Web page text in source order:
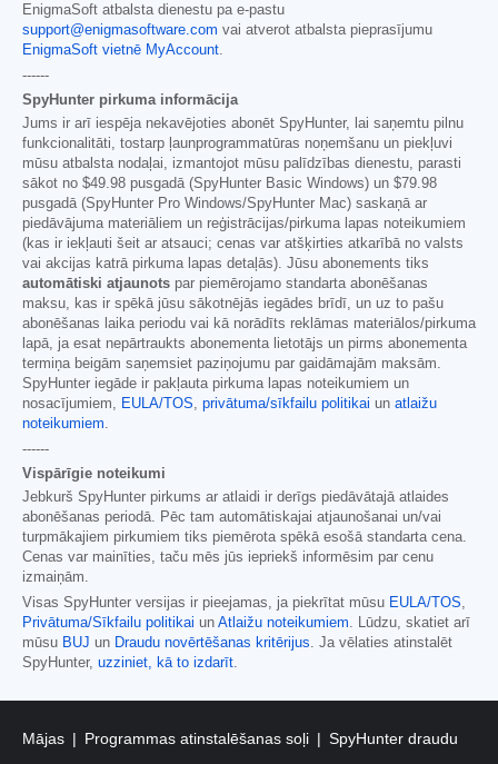
EnigmaSoft atbalsta dienestu pa e-pastu
support@enigmasoftware.com vai atverot atbalsta pieprasījumu
EnigmaSoft vietnē MyAccount.
------
SpyHunter pirkuma informācija
Jums ir arī iespēja nekavējoties abonēt SpyHunter, lai saņemtu pilnu
funkcionalitāti, tostarp ļaunprogrammatūras noņemšanu un piekļuvi
mūsu atbalsta nodaļai, izmantojot mūsu palīdzības dienestu, parasti
sākot no $49.98 pusgadā (SpyHunter Basic Windows) un $79.98
pusgadā (SpyHunter Pro Windows/SpyHunter Mac) saskaņā ar
piedāvājuma materiāliem un reģistrācijas/pirkuma lapas noteikumiem
(kas ir iekļauti šeit ar atsauci; cenas var atšķirties atkarībā no valsts
vai akcijas katrā pirkuma lapas detaļās). Jūsu abonements tiks
automātiski atjaunots par piemērojamo standarta abonēšanas
maksu, kas ir spēkā jūsu sākotnējās iegādes brīdī, un uz to pašu
abonēšanas laika periodu vai kā norādīts reklāmas materiālos/pirkuma
lapā, ja esat nepārtraukts abonementa lietotājs un pirms abonementa
termiņa beigām saņemsiet paziņojumu par gaidāmajām maksām.
SpyHunter iegāde ir pakļauta pirkuma lapas noteikumiem un
nosacījumiem, EULA/TOS, privātuma/sīkfailu politikai un atlaižu
noteikumiem.
------
Vispārīgie noteikumi
Jebkurš SpyHunter pirkums ar atlaidi ir derīgs piedāvātajā atlaides
abonēšanas periodā. Pēc tam automātiskajai atjaunošanai un/vai
turpmākajiem pirkumiem tiks piemērota spēkā esošā standarta cena.
Cenas var mainīties, taču mēs jūs iepriekš informēsim par cenu
izmaiņām.
Visas SpyHunter versijas ir pieejamas, ja piekrītat mūsu EULA/TOS,
Privātuma/Sīkfailu politikai un Atlaižu noteikumiem. Lūdzu, skatiet arī
mūsu BUJ un Draudu novērtēšanas kritērijus. Ja vēlaties atinstalēt
SpyHunter, uzziniet, kā to izdarīt.
Mājas Programmas atinstalēšanas soļi
SpyHunter draudu